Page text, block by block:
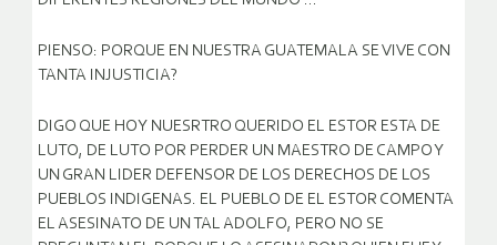
PIENSO: PORQUE EN NUESTRA GUATEMALA SE VIVE CON
TANTA INJUSTICIA?
DIGO QUE HOY NUESRTRO QUERIDO EL ESTOR ESTA DE
LUTO, DE LUTO POR PERDER UN MAESTRO DE CAMPO Y
UN GRAN LIDER DEFENSOR DE LOS DERECHOS DE LOS
PUEBLOS INDIGENAS. EL PUEBLO DE EL ESTOR COMENTA
EL ASESINATO DE UN TAL ADOLFO, PERO NO SE